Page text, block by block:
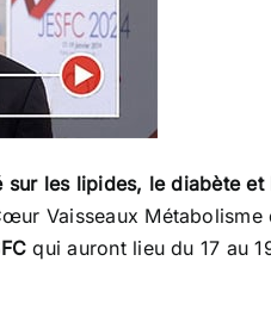
sur les lipides, le diabète et
Vaisseaux Métabolisme
qui auront lieu du 17 au